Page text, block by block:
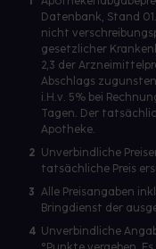
Datenbank, Stand
nicht
gesetzlicher
2,3 der
Abschlags zugunsten
i.H.v. 5% bei
Tagen. Der
Apotheke.
2 Unverbindliche
tatsächliche Preis
3 Alle Preisangaben
Bringdienst der
4 Unverbindliche